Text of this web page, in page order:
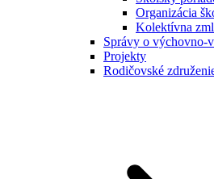
Organizácia
Kolektívna
Správy o výchovno-
Projekty
Rodičovské